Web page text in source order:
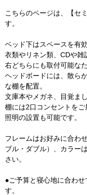
こちらのページは、【セ
す。
ベッド下はスペースを有
衣類やリネン類、CDや
右どちらにも取付可能な
ヘッドボードには、散ら
な棚を配置。
文庫本やメガネ、目覚ま
棚には2口コンセントを
照明の設置も可能です。
フレームはお好みに合わ
ブル・ダブル）、カラー
さい。
●ご予算と寝心地に合わ
す。